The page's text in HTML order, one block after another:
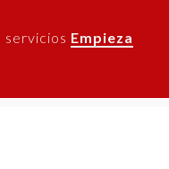
servicios Empieza